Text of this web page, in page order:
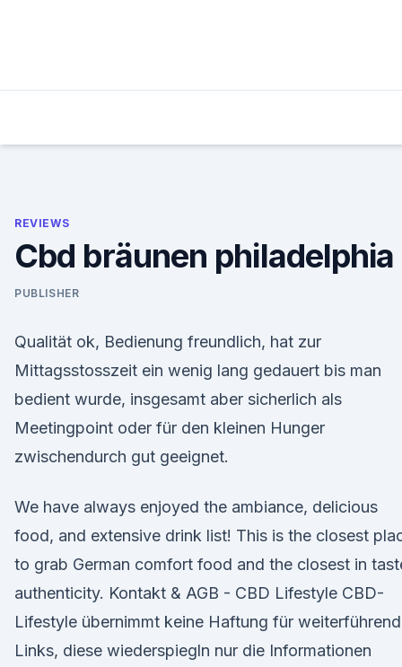
REVIEWS
Cbd bräunen philadelphia
PUBLISHER
Qualität ok, Bedienung freundlich, hat zur
Mittagsstosszeit ein wenig lang gedauert bis man
bedient wurde, insgesamt aber sicherlich als
Meetingpoint oder für den kleinen Hunger
zwischendurch gut geeignet.
We have always enjoyed the ambiance, delicious
food, and extensive drink list! This is the closest
to grab German comfort food and the closest in
authenticity. Kontakt & AGB - CBD Lifestyle CBD-
Lifestyle übernimmt keine Haftung für
Links, diese wiederspiegln nur die Informationen